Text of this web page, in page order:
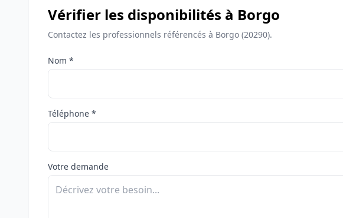
Vérifier les disponibilités à Borgo
Contactez les professionnels référencés à Borgo (20290).
Nom *
Téléphone *
Votre demande